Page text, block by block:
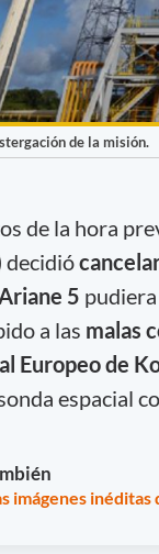
de la misión.
de la hora
decidió
Ariane 5
a las malas
Europeo de
espacial
imágenes